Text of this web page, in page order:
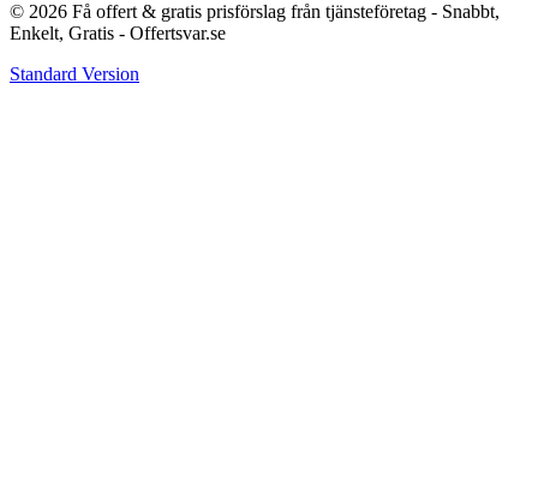
© 2026 Få offert & gratis prisförslag från tjänsteföretag - Snabbt,
Enkelt, Gratis - Offertsvar.se
Standard Version